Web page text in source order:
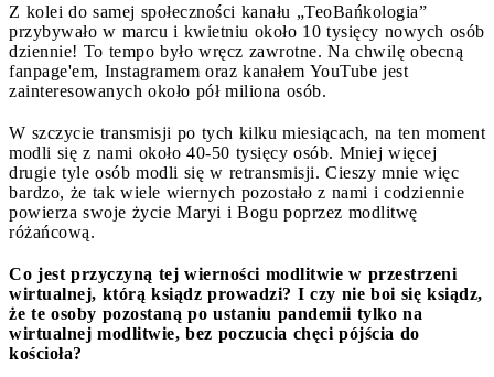
Z kolei do samej społeczności kanału „TeoBańkologia”
przybywało w marcu i kwietniu około 10 tysięcy nowych osób
dziennie! To tempo było wręcz zawrotne. Na chwilę obecną
fanpage'em, Instagramem oraz kanałem YouTube jest
zainteresowanych około pół miliona osób.
W szczycie transmisji po tych kilku miesiącach, na ten moment
modli się z nami około 40-50 tysięcy osób. Mniej więcej
drugie tyle osób modli się w retransmisji. Cieszy mnie więc
bardzo, że tak wiele wiernych pozostało z nami i codziennie
powierza swoje życie Maryi i Bogu poprzez modlitwę
różańcową.
Co jest przyczyną tej wierności modlitwie w przestrzeni
wirtualnej, którą ksiądz prowadzi? I czy nie boi się ksiądz,
że te osoby pozostaną po ustaniu pandemii tylko na
wirtualnej modlitwie, bez poczucia chęci pójścia do
kościoła?